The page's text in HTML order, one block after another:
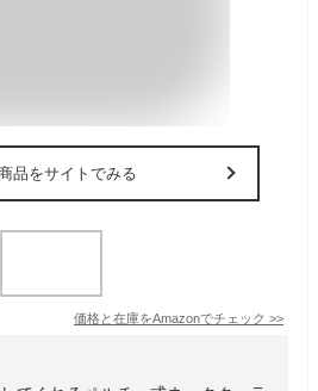
品をサイトでみる
価格と在庫をAmazonでチェック >>